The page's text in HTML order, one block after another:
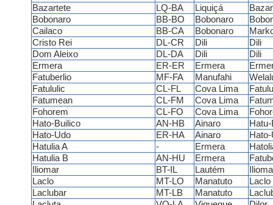
Bazartete
LQ-BA Liquiçá
Bobonaro
BB-BO Bobonaro
Cailaco
BB-CA Bobonaro
Cristo Rei
DL-CR Dili
Dili
Dom Aleixo
DL-DA Dili
Dili
Ermera
ER-ER Ermera
Fatuberlio
MF-FA Manufahi
Fatululic
CL-FL Cova Lima
Fatumean
CL-FM Cova Lima
Fohorem
CL-FO Cova Lima
Hato-Builico
AN-HB Ainaro
Hato-Udo
ER-HA Ainaro
Hatulia A
- Ermera
Hatulia B
AN-HU Ermera
Iliomar
BT-IL Lautém
Laclo
MT-LO Manatuto
Laclo
Laclubar
MT-LB Manatuto